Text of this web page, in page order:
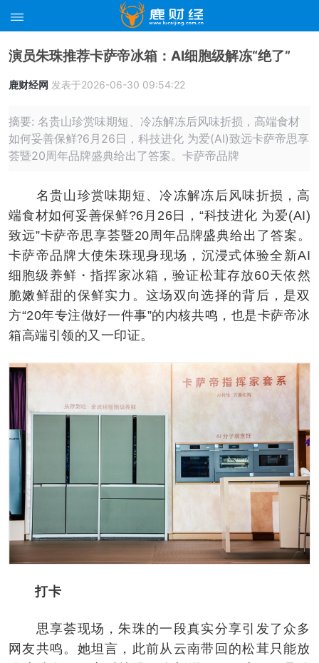
演员朱珠推荐卡萨帝冰箱：AI细胞级解冻“绝了”
鹿财经网 发表于2026-06-30 09:54:22
摘要: 名贵山珍赏味期短、冷冻解冻后风味折损，高端食材
如何妥善保鲜?6月26日，科技进化 为爱(AI)致远卡萨帝思享
荟暨20周年品牌盛典给出了答案。卡萨帝品牌
名贵山珍赏味期短、冷冻解冻后风味折损，高
端食材如何妥善保鲜?6月26日，“科技进化 为爱(AI)
致远”卡萨帝思享荟暨20周年品牌盛典给出了答案。
卡萨帝品牌大使朱珠现身现场，沉浸式体验全新AI
细胞级养鲜・指挥家冰箱，验证松茸存放60天依然
脆嫩鲜甜的保鲜实力。这场双向选择的背后，是双
方“20年专注做好一件事”的内核共鸣，也是卡萨帝冰
箱高端引领的又一印证。
打卡
思享荟现场，朱珠的一段真实分享引发了众多
网友共鸣。她坦言，此前从云南带回的松茸只能放